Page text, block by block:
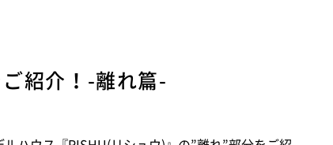
紹介！-離れ篇-